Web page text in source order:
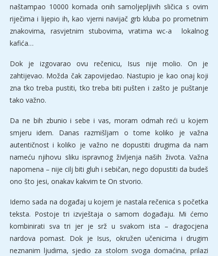
naštampao 10000 komada onih samoljepljivih sličica s ovim
riječima i lijepio ih, kao vjerni navijač grb kluba po prometnim
znakovima, rasvjetnim stubovima, vratima wc-a lokalnog
kafića…
Dok je izgovarao ovu rečenicu, Isus nije molio. On je
zahtijevao. Možda čak zapovijedao. Nastupio je kao onaj koji
zna tko treba pustiti, tko treba biti pušten i zašto je puštanje
tako važno.
Da ne bih zbunio i sebe i vas, moram odmah reći u kojem
smjeru idem. Danas razmišljam o tome koliko je važna
autentičnost i koliko je važno ne dopustiti drugima da nam
nameću njihovu sliku ispravnog življenja naših života. Važna
napomena – nije cilj biti gluh i sebičan, nego dopustiti da budeš
ono što jesi, onakav kakvim te On stvorio.
Idemo sada na događaj u kojem je nastala rečenica s početka
teksta. Postoje tri izvještaja o samom događaju. Mi ćemo
kombinirati sva tri jer je srž u svakom ista – dragocjena
nardova pomast. Dok je Isus, okružen učenicima i drugim
neznanim ljudima, sjedio za stolom svoga domaćina, prilazi